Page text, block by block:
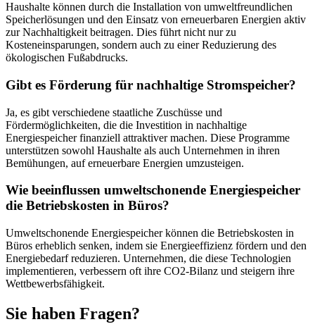
Haushalte können durch die Installation von umweltfreundlichen
Speicherlösungen und den Einsatz von erneuerbaren Energien aktiv
zur Nachhaltigkeit beitragen. Dies führt nicht nur zu
Kosteneinsparungen, sondern auch zu einer Reduzierung des
ökologischen Fußabdrucks.
Gibt es Förderung für nachhaltige Stromspeicher?
Ja, es gibt verschiedene staatliche Zuschüsse und
Fördermöglichkeiten, die die Investition in nachhaltige
Energiespeicher finanziell attraktiver machen. Diese Programme
unterstützen sowohl Haushalte als auch Unternehmen in ihren
Bemühungen, auf erneuerbare Energien umzusteigen.
Wie beeinflussen umweltschonende Energiespeicher
die Betriebskosten in Büros?
Umweltschonende Energiespeicher können die Betriebskosten in
Büros erheblich senken, indem sie Energieeffizienz fördern und den
Energiebedarf reduzieren. Unternehmen, die diese Technologien
implementieren, verbessern oft ihre CO2-Bilanz und steigern ihre
Wettbewerbsfähigkeit.
Sie haben Fragen?